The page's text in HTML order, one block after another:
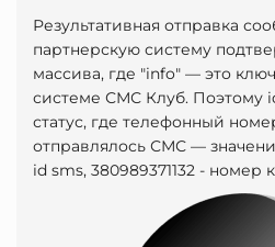
Результативная отправка
партнерскую систему
массива, где "info" — это
системе СМС Клуб. Поэтому
статус, где телефонный
отправлялось СМС —
id sms, 380989371132 - номер